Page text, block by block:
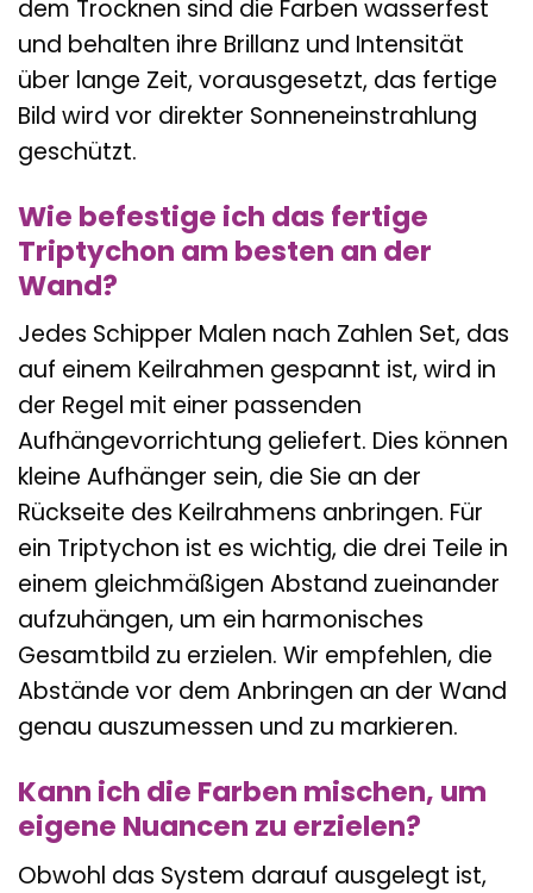
dem Trocknen sind die Farben wasserfest
und behalten ihre Brillanz und Intensität
über lange Zeit, vorausgesetzt, das fertige
Bild wird vor direkter Sonneneinstrahlung
geschützt.
Wie befestige ich das fertige
Triptychon am besten an der
Wand?
Jedes Schipper Malen nach Zahlen Set, das
auf einem Keilrahmen gespannt ist, wird in
der Regel mit einer passenden
Aufhängevorrichtung geliefert. Dies können
kleine Aufhänger sein, die Sie an der
Rückseite des Keilrahmens anbringen. Für
ein Triptychon ist es wichtig, die drei Teile in
einem gleichmäßigen Abstand zueinander
aufzuhängen, um ein harmonisches
Gesamtbild zu erzielen. Wir empfehlen, die
Abstände vor dem Anbringen an der Wand
genau auszumessen und zu markieren.
Kann ich die Farben mischen, um
eigene Nuancen zu erzielen?
Obwohl das System darauf ausgelegt ist,